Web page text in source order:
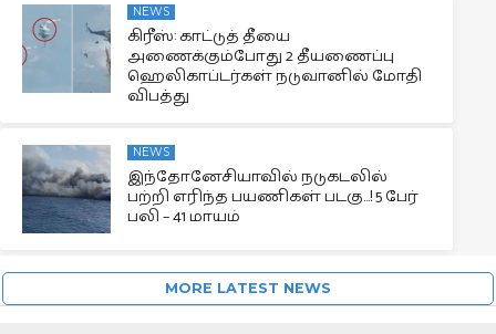
NEWS
கிரீஸ்: காட்டுத் தீயை
அணைக்கும்போது 2 தீயணைப்பு
ஹெலிகாப்டர்கள் நடுவானில் மோதி
விபத்து
NEWS
இந்தோனேசியாவில் நடுகடலில்
பற்றி எரிந்த பயணிகள் படகு…! 5 பேர்
பலி – 41 மாயம்
MORE LATEST NEWS